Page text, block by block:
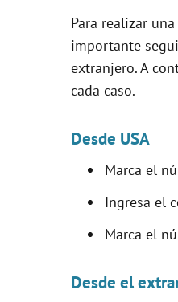
Para realizar
importante
extranjero. A
cada caso.
Desde USA
Marca el
Ingresa el
Marca el
Desde el